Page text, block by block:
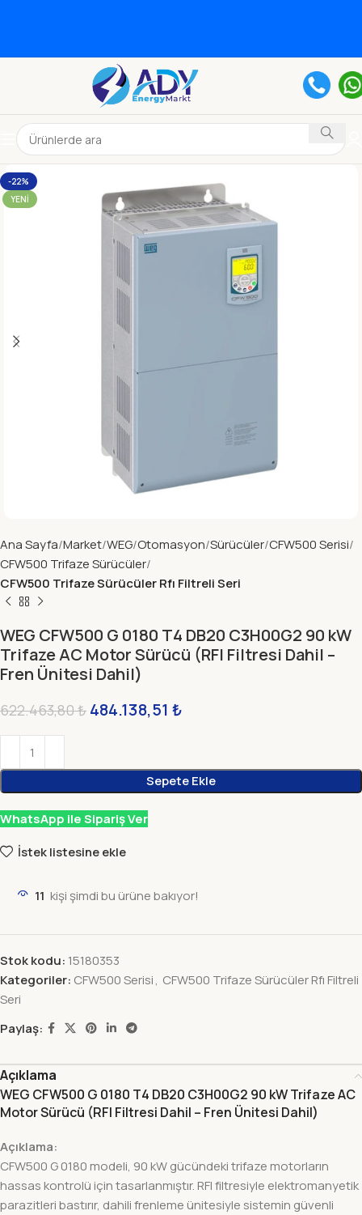
-22%
YENI
Ana Sayfa Market WEG Otomasyon Sürücüler CFW500 Serisi
CFW500 Trifaze Sürücüler
CFW500 Trifaze Sürücüler Rfı Filtreli Seri
WEG CFW500 G 0180 T4 DB20 C3H00G2 90 kW
Trifaze AC Motor Sürücü (RFI Filtresi Dahil –
Fren Ünitesi Dahil)
622.463,80₺ 484.138,51 ₺
Sepete Ekle
WhatsApp ile Sipariş Ver
İstek listesine ekle
11 kişi şimdi bu ürüne bakıyor!
Stok kodu: 15180353
Kategoriler: CFW500 Serisi, CFW500 Trifaze Sürücüler Rfı Filtreli
Seri
Paylaş:
Açıklama
WEG CFW500 G 0180 T4 DB20 C3H00G2 90 kW Trifaze AC
Motor Sürücü (RFI Filtresi Dahil – Fren Ünitesi Dahil)
Açıklama:
CFW500 G 0180 modeli, 90 kW gücündeki trifaze motorların
hassas kontrolü için tasarlanmıştır. RFI filtresiyle elektromanyetik
parazitleri bastırır, dahili frenleme ünitesiyle sistemin güvenli